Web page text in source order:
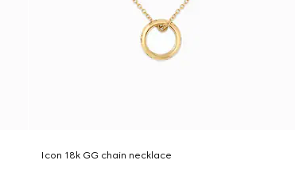
Icon 18k GG chain necklace